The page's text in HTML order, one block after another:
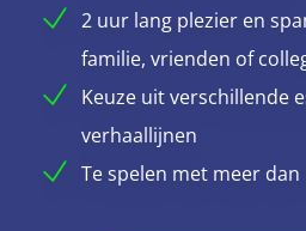
2 uur lang plezier en
familie, vrienden of
Keuze uit verschillende
verhaallijnen
Te spelen met meer